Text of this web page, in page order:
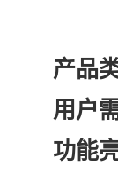
产品
用户
功能